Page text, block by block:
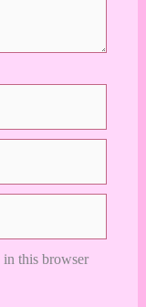
in this browser